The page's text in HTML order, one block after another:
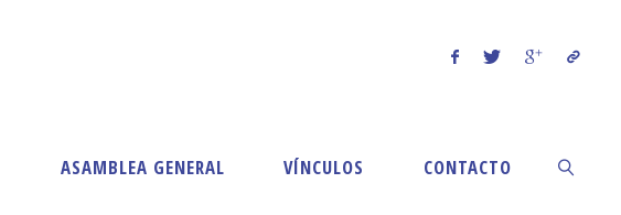
ASAMBLEA GENERAL VÍNCULOS CONTACTO